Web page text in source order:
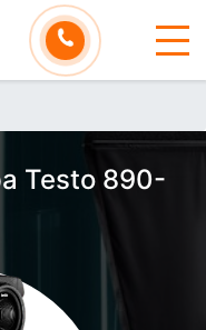
Testo 890-